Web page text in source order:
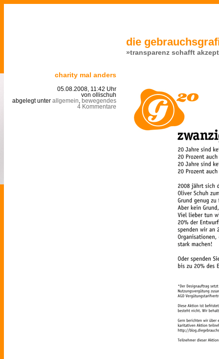
die
»transparenz schafft
charity mal anders
05.08.2008, 11:42 Uhr
von ollischuh
abgelegt unter allgemein
bewegendes
4 Kommentare